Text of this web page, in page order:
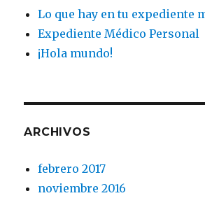
Lo que hay en tu expediente
Expediente Médico Personal
¡Hola mundo!
ARCHIVOS
febrero 2017
noviembre 2016